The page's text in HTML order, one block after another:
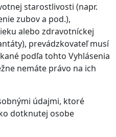
starostlivosti (napr.
zubov a pod.),
alebo zdravotníckej
prevádzkovateľ musí
podľa tohto Vyhlásenia
nemáte právo na ich
údajmi, ktoré
dotknutej osobe